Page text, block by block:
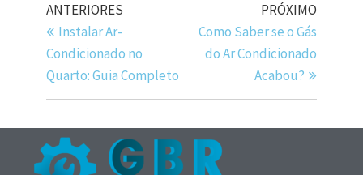
ANTERIORES
Instalar Ar-
Condicionado no
Quarto: Guia Completo
PRÓXIMO
Como Saber se o Gás
do Ar Condicionado
Acabou?